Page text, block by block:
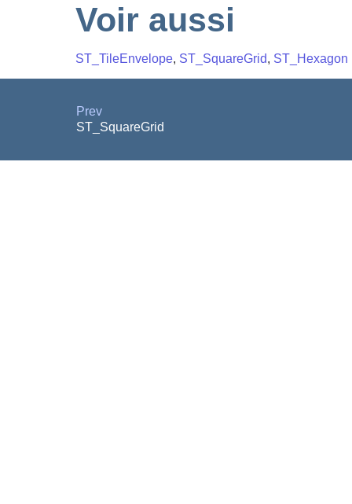
Voir aussi
ST_TileEnvelope, ST_SquareGrid, ST_Hexagon
Prev
ST_SquareGrid